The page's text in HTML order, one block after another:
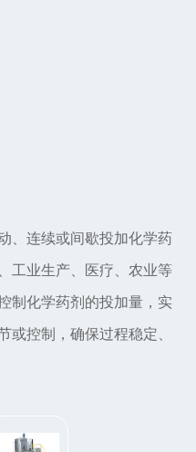
、连续或间歇投加化学药
工业生产、医疗、农业等
制化学药剂的投加量，实
或控制，确保过程稳定、